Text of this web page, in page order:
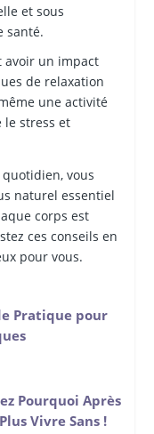
et sous
santé.
un impact
de relaxation
une activité
stress et
vous
naturel essentiel
corps est
ces conseils en
pour vous.
Pratique pour
Pourquoi Après
Vivre Sans !